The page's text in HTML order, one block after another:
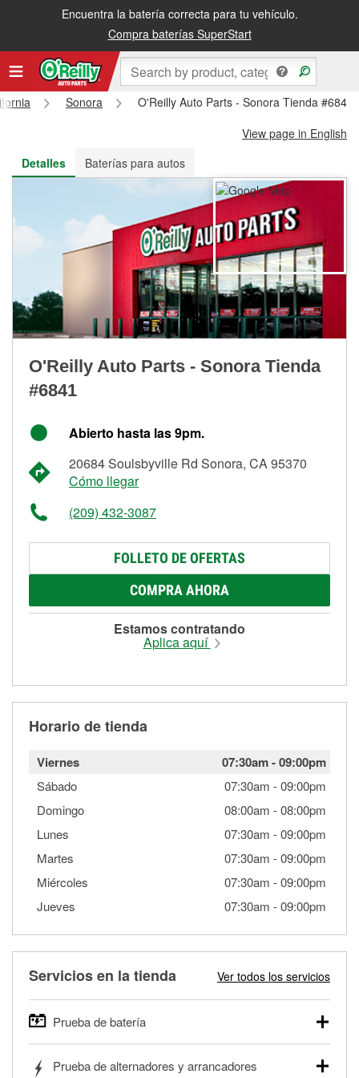
Encuentra la batería correcta para tu vehículo.
Compra baterías SuperStart
Recibe tu orden gratis al día siguiente o recógela en la tienda
Sonora
O'Reilly Auto Parts - Sonora Tienda #6841
View page in English
Detalles
Baterías para autos
O'Reilly Auto Parts - Sonora Tienda
#6841
Abierto hasta las 9pm.
20684 Soulsbyville Rd Sonora, CA 95370
Cómo llegar
(209) 432-3087
FOLLETO DE OFERTAS
COMPRA AHORA
Estamos contratando
Aplica aquí
Horario de tienda
Viernes 07:30am-09:00pm
Sábado 07:30am -09:00pm
Domingo
08:00am -08:00pm
Lunes
07:30am -09:00pm
Martes
07:30am -09:00pm
Miércoles
07:30am -09:00pm
Jueves
07:30am -09:00pm
Servicios en la tienda Ver todos los servicios
Prueba de batería
autos, camionetas, SUVs, vehículos comerciales y
Prueba de alternadores y arrancadores